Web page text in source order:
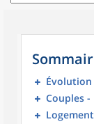
Couples -